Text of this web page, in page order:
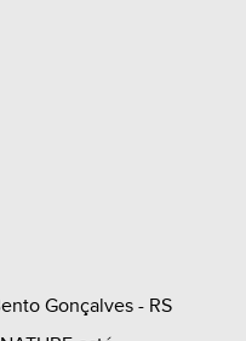
Gonçalves - RS